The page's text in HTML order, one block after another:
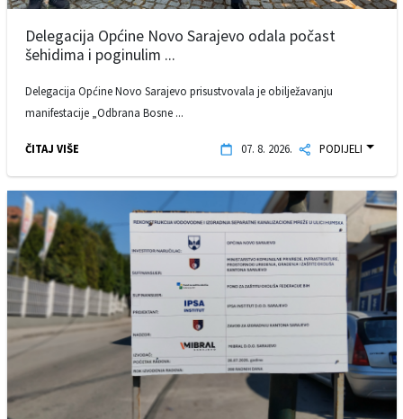
Delegacija Općine Novo Sarajevo odala počast
šehidima i poginulim ...
Delegacija Općine Novo Sarajevo prisustvovala je obilježavanju
manifestacije „Odbrana Bosne ...
ČITAJ VIŠE 07. 8. 2026. PODIJELI